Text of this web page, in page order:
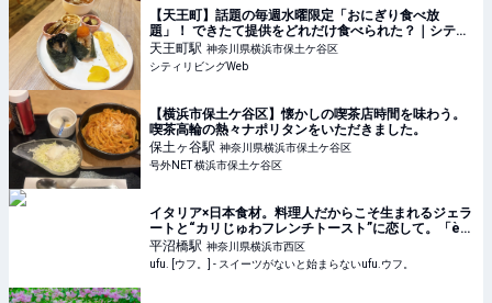
【天王町】話題の毎週水曜限定「おにぎり食べ放
題」！ できたて提供をどれだけ食べられた？｜シティ
リビングWeb
天王町駅 神奈川県横浜市保土ケ谷区
シティリビングWeb
【横浜市保土ケ谷区】懐かしの喫茶店時間を味わう。
喫茶高輪の熱々ナポリタンをいただきました。
保土ヶ谷駅 神奈川県横浜市保土ケ谷区
号外NET 横浜市保土ケ谷区
イタリア×日本食材。料理人だからこそ生まれるジェラ
ートと“カリじゅわフレンチトースト”に恋して。「è
più（エピュウ）」（横浜） - ufu. [ウフ。]
平沼橋駅 神奈川県横浜市西区
ufu. [ウフ。] - スイーツがないと始まらないufu.ウフ。